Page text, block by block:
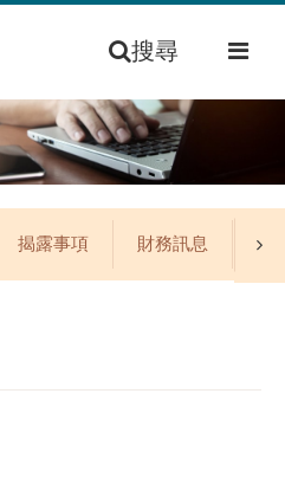
搜尋
揭露事項 財務訊息 公